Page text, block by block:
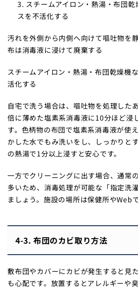
スチームアイロン・熱湯・布団
スを不活化する
汚れを外側から内側へ向けて嘔吐物を
布は消毒液に浸けて廃棄する
スチームアイロン・熱湯・布団乾燥機
活化する
自宅で洗う場合は、嘔吐物を処理した
倍に薄めた塩素系消毒液に10分ほど浸
す。色柄物の布団で塩素系消毒液が使
かした水でもみ洗いをし、しっかりと
の熱湯で1分以上浸すと安心です。
一方でクリーニングに出す場合、通常
多いため、消毒処理が可能な「指定洗
ましょう。施設の場所は保健所やWeb
4-3. 布団のカビ取り方法
敷布団やカバーにカビが発生すると見
も心配です。放置するとアレルギーや